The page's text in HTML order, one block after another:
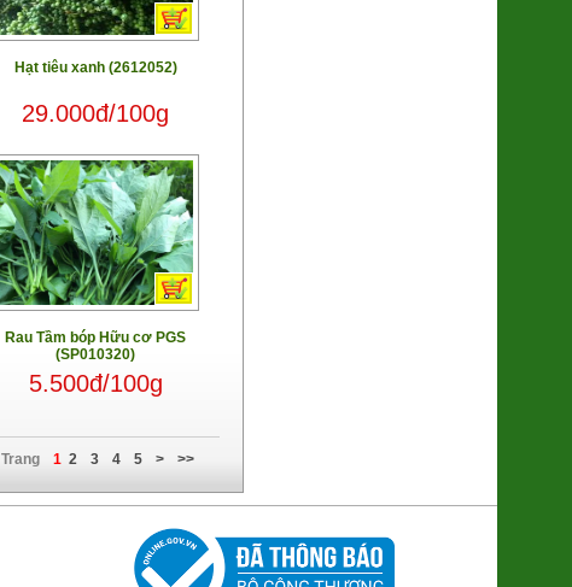
Hạt tiêu xanh (2612052)
29.000đ/100g
Rau Tầm bóp Hữu cơ PGS
(SP010320)
5.500đ/100g
1 2 3 4 5 > >>
Trang
Ổi Di trạch (2621122)